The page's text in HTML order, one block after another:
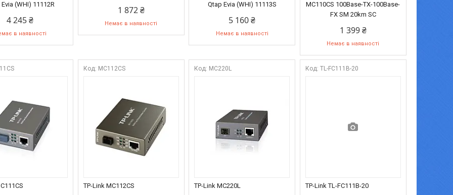
(WHI) 11112R
4 245 ₴
в наявності
1 872 ₴
Немає в наявності
Qtap Evia (WHI) 11113S
5 160 ₴
Немає в наявності
MC110CS 100Base-TX-100Base-
FX SM 20km SC
1 399 ₴
Немає в наявності
MC112CS
TP-Link MC112CS
MC220L
TP-Link MC220L
TL-FC111B-20
TP-Link TL-FC111B-20